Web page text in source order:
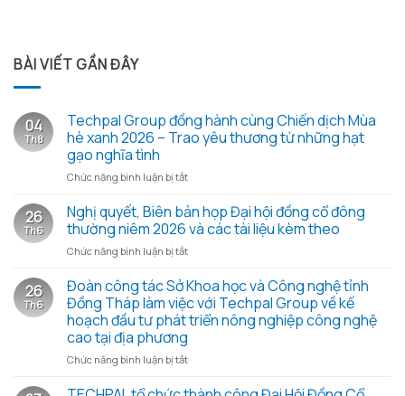
BÀI VIẾT GẦN ĐÂY
04
Th8
Techpal Group đồng hành cùng Chiến dịch Mùa
hè xanh 2026 – Trao yêu thương từ những hạt
gạo nghĩa tình
Chức năng bình luận bị tắtở
Group
đồng
hành
cùng
dịch
Mùa
hè
xanh
–
yêu
26
Th6
Nghị quyết, Biên bản họp Đại hội đồng cổ đông
thường niêm 2026 và các tài liệu kèm theo
Chức năng bình luận bị tắtở
quyết,
bản
họp
hội
cổ
26
Th6
Đoàn công tác Sở Khoa học và Công nghệ tỉnh
Đồng Tháp làm việc với Techpal Group về kế
hoạch đầu tư phát triển nông nghiệp công nghệ
cao tại địa phương
Chức năng bình luận bị tắtở
công